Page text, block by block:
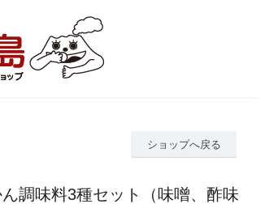
ショップへ戻る
調味料3種セット（味噌、酢味